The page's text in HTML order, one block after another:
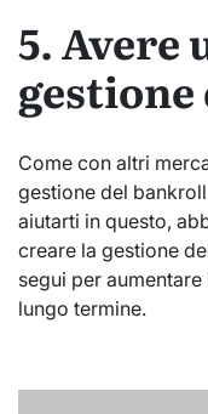
5. Avere
Come con altri
gestione del
aiutarti in questo,
creare la gestione
segui per
lungo termine.